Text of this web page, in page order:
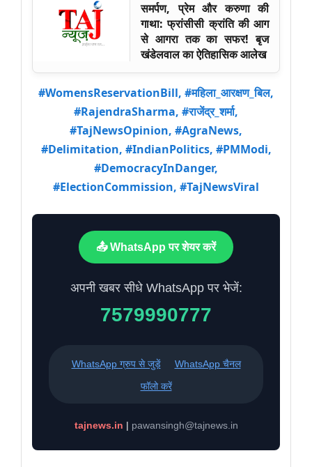
समर्पण, प्रेम और करुणा की
गाथा: फ्रांसीसी क्रांति की आग
से आगरा तक का सफर! बृज
खंडेलवाल का ऐतिहासिक आलेख
#WomensReservationBill, #महिला_आरक्षण_बिल,
#RajendraSharma, #राजेंद्र_शर्मा,
#TajNewsOpinion, #AgraNews,
#Delimitation, #IndianPolitics, #PMModi,
#DemocracyInDanger,
#ElectionCommission, #TajNewsViral
📤 WhatsApp पर शेयर करें
अपनी खबर सीधे WhatsApp पर भेजें:
7579990777
WhatsApp ग्रुप से जुड़ें
WhatsApp चैनल
फॉलो करें
tajnews.in | pawansingh@tajnews.in